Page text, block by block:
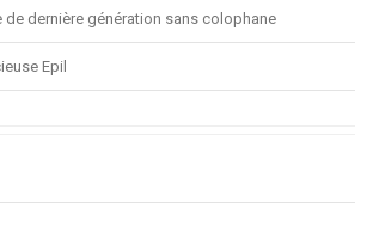
de dernière génération sans colophane
Epil